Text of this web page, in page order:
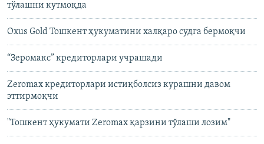
тўлашни кутмоқда
Oxus Gold Тошкент ҳукуматини халқаро судга бермоқчи
“Зеромакс” кредиторлари учрашади
Zeromax кредиторлари истиқболсиз курашни давом
эттирмоқчи
"Тошкент ҳукумати Zeromax қарзини тўлаши лозим"